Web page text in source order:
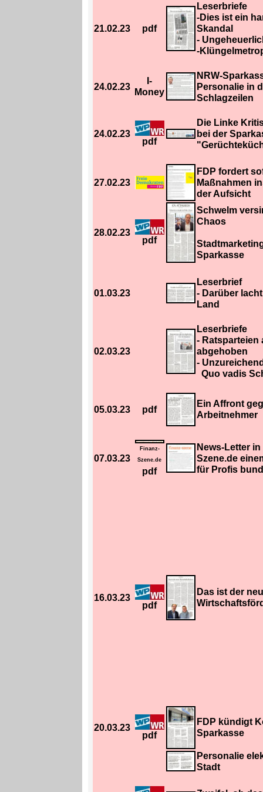
21.02.23 pdf
Leserbriefe
-Dies ist ein
Skandal
-
-
24.02.23
I-
Money
NRW-
Personalie in
Schlagzeilen
24.02.23
pdf
Die Linke
bei der
27.02.23
FDP fordert
Maßnahmen
der Aufsicht
28.02.23
pdf
Schwelm
Chaos
Sparkasse
01.03.23
Leserbrief
- Darüber
Land
02.03.23
Leserbriefe
- Ratsparteien
abgehoben
-
Quo vadis
05.03.23 pdf
Ein Affront
Arbeitnehmer
07.03.23
Finanz-
Szene.de
pdf
News-Letter in
Szene.de
für Profis
16.03.23
pdf
Das ist der
20.03.23
pdf
FDP kündigt
Sparkasse
Personalie
Stadt